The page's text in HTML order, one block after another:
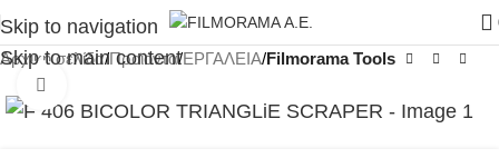
Skip to navigation
Skip to main content
Αρχική σελίδα Προϊόντα ΕΡΓΑΛΕΙΑ Filmorama Tools